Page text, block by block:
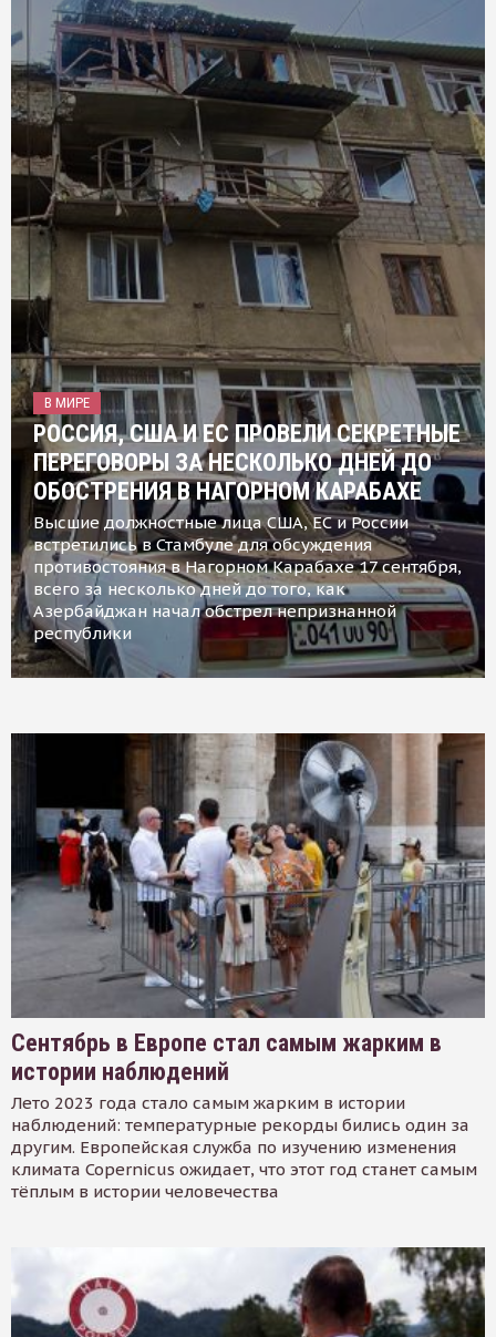
В МИРЕ
РОССИЯ, США И ЕС ПРОВЕЛИ СЕКРЕТНЫЕ
ПЕРЕГОВОРЫ ЗА НЕСКОЛЬКО ДНЕЙ ДО
ОБОСТРЕНИЯ В НАГОРНОМ КАРАБАХЕ
Высшие должностные лица США, ЕС и России
встретились в Стамбуле для обсуждения
противостояния в Нагорном Карабахе 17 сентября,
всего за несколько дней до того, как
Азербайджан начал обстрел непризнанной
республики
Сентябрь в Европе стал самым жарким в
истории наблюдений
Лето 2023 года стало самым жарким в истории
наблюдений: температурные рекорды бились один за
другим. Европейская служба по изучению изменения
климата Copernicus ожидает, что этот год станет самым
тёплым в истории человечества